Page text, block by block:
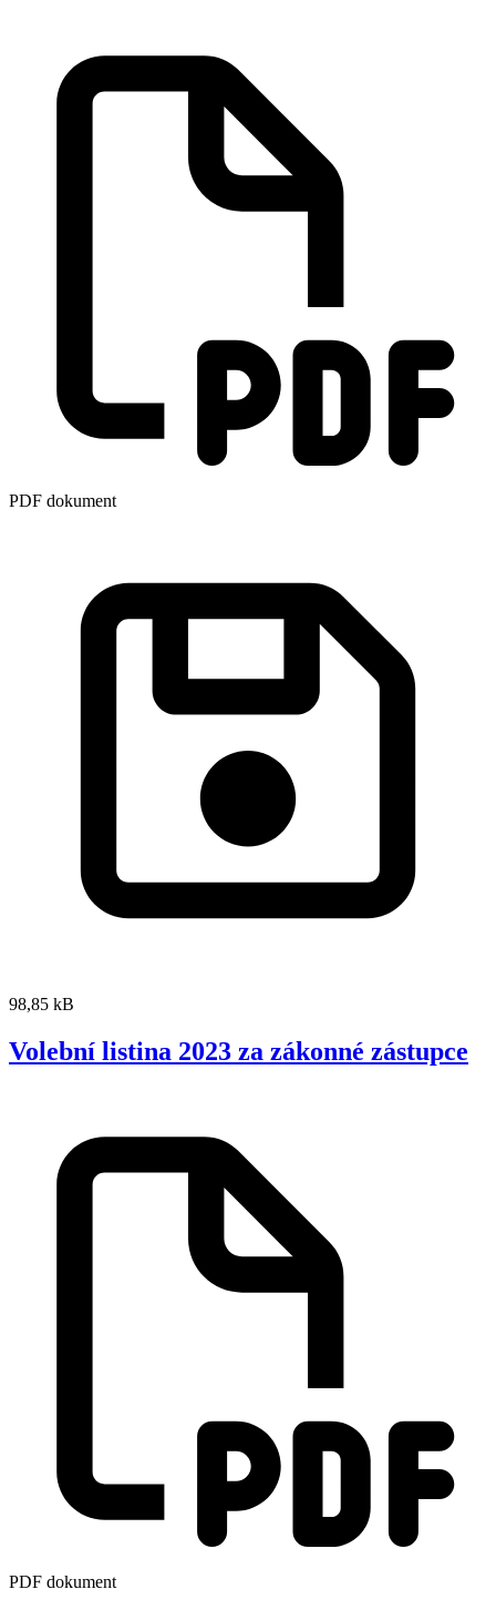
PDF dokument
98,85 kB
Volební listina 2023 za zákonné zástupce
PDF dokument